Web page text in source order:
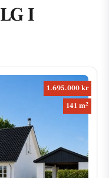
I
1.695.000 kr
141 m2